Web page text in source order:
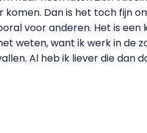
komen. Dan is het toch fijn
voor anderen. Het is een
weten, want ik werk in de
Al heb ik liever die dan